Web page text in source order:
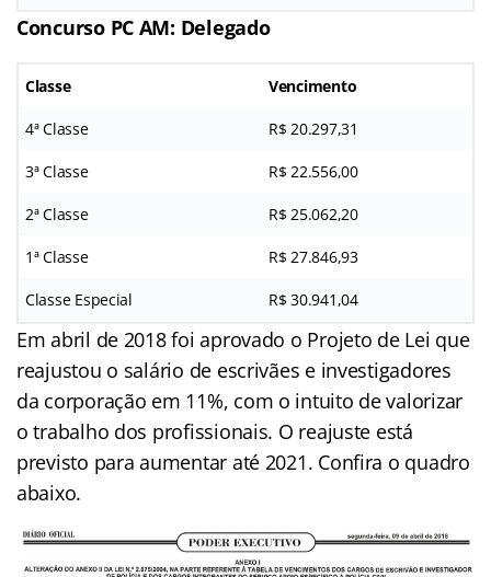
Concurso PC AM: Delegado
Classe Vencimento
4ª Classe R$ 20.297,31
3ª Classe R$ 22.556,00
2ª Classe R$ 25.062,20
1ª Classe R$ 27.846,93
Classe Especial R$ 30.941,04
Em abril de 2018 foi aprovado o Projeto de Lei que
reajustou o salário de escrivães e investigadores
da corporação em 11%, com o intuito de valorizar
o trabalho dos profissionais. O reajuste está
previsto para aumentar até 2021. Confira o quadro
abaixo.